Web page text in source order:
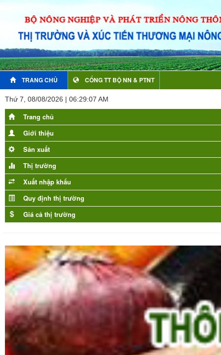
TRANG CHỦ CỔNG TT BỘ NN & PTNT
Thứ 7, 08/08/2026 | 06:29:09 AM
Trang chủ
Giới thiệu
Sản xuất
Thị trường
Xuất nhập khẩu
Quy định thị trường
Giá cả thị trường